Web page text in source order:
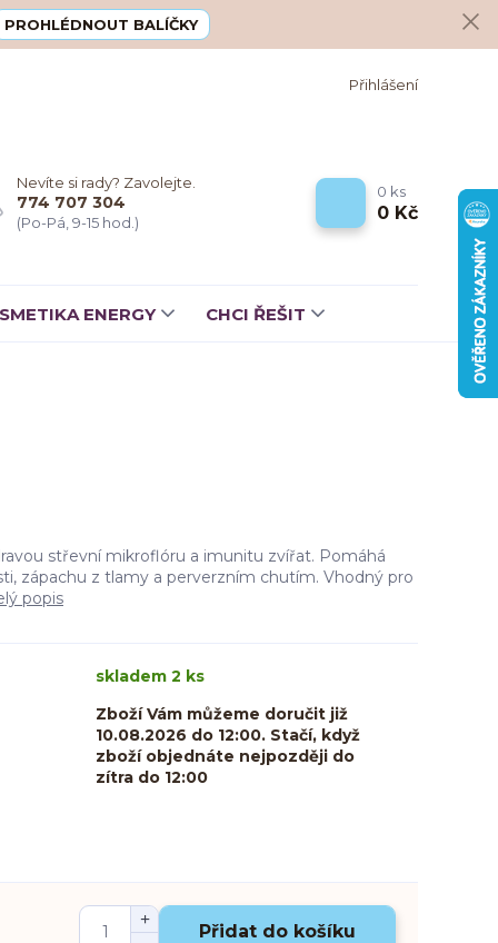
PROHLÉDNOUT BALÍČKY
Přihlášení
Nevíte si rady? Zavolejte.
774 707 304
(Po-Pá, 9-15 hod.)
0 ks
0 Kč
ENERGY CHCI ŘEŠIT
střevní mikroflóru a imunitu zvířat. Pomáhá
zápachu z tlamy a perverzním chutím. Vhodný pro
popis
skladem 2 ks
Zboží Vám můžeme doručit již
10.08.2026 do 12:00. Stačí, když
zboží objednáte nejpozději do
zítra do 12:00
Přidat do košíku